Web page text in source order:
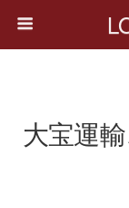
大宝運